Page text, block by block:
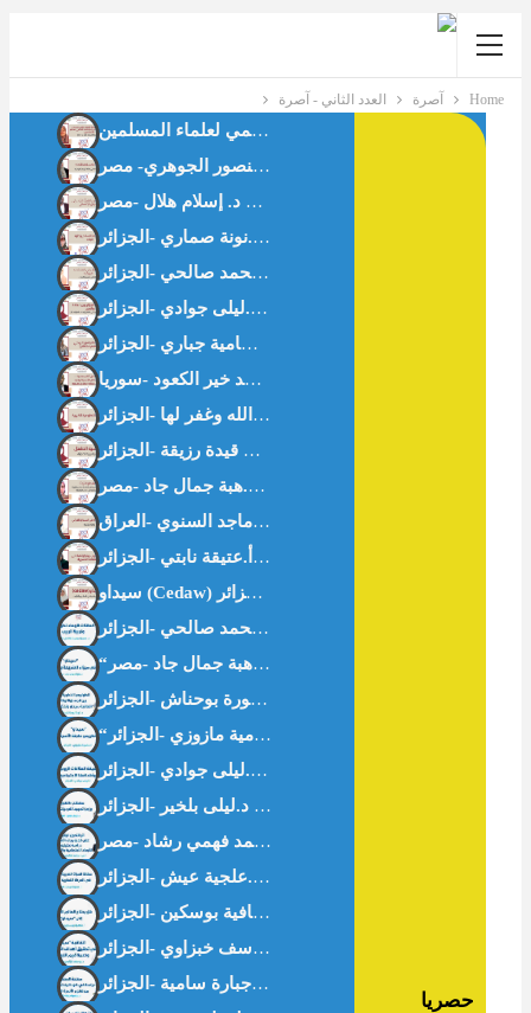
Home آصرة العدد الثاني - آصرة
حصريا
حوار مع د.كاميليا حلمي رئيس لجنة الأسرة بالاتحاد العالمي لعلماء المسلمين
فقه المسافة الآمنة: براءة الذمة في صلة الرحم المؤذية د. فداء منصور الجوهري- مصر
ما لا يُقال في العلاقات الزوجية رحلة في نفسية الرجل – د.سمية محمد صالحي -الجزائر